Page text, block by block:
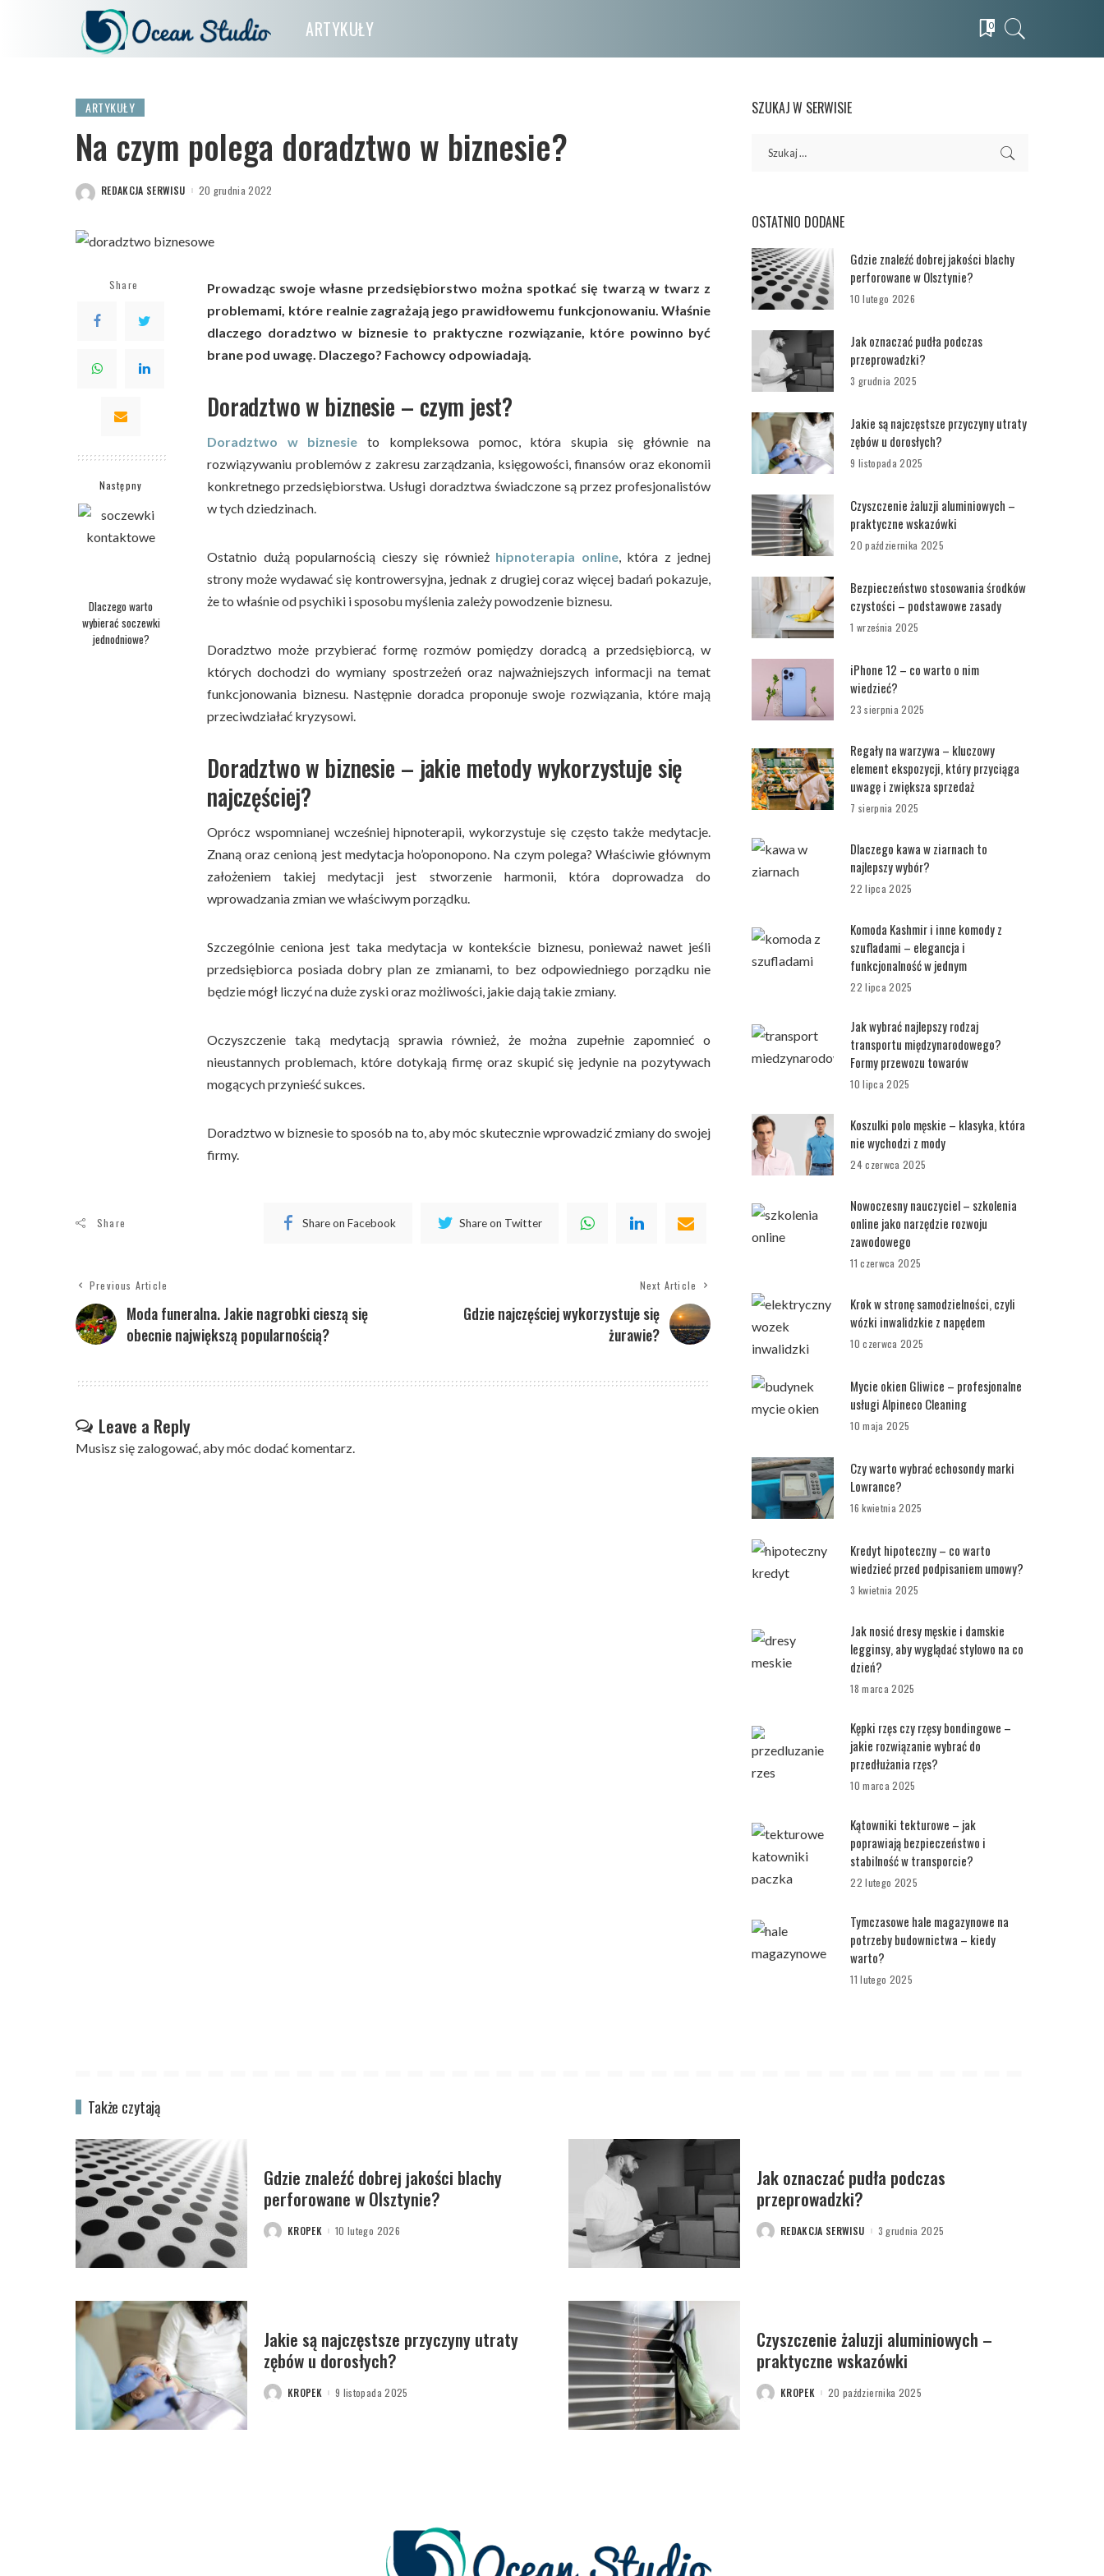
ARTYKUŁY 0
ARTYKUŁY
Na czym polega doradztwo w biznesie?
POSTED
REDAKCJA SERWISU 20 grudnia 2022
Share
Następny
Dlaczego warto
wybierać soczewki
jednodniowe?
Prowadząc swoje własne przedsiębiorstwo można spotkać się twarzą w twarz z
problemami, które realnie zagrażają jego prawidłowemu funkcjonowaniu. Właśnie
dlaczego doradztwo w biznesie to praktyczne rozwiązanie, które powinno być
brane pod uwagę. Dlaczego? Fachowcy odpowiadają.
Doradztwo w biznesie – czym jest?
Doradztwo w biznesie to kompleksowa pomoc, która skupia się głównie na
rozwiązywaniu problemów z zakresu zarządzania, księgowości, finansów oraz ekonomii
konkretnego przedsiębiorstwa. Usługi doradztwa świadczone są przez profesjonalistów
w tych dziedzinach.
Ostatnio dużą popularnością cieszy się również hipnoterapia online, która z jednej
strony może wydawać się kontrowersyjna, jednak z drugiej coraz więcej badań pokazuje,
że to właśnie od psychiki i sposobu myślenia zależy powodzenie biznesu.
Doradztwo może przybierać formę rozmów pomiędzy doradcą a przedsiębiorcą, w
których dochodzi do wymiany spostrzeżeń oraz najważniejszych informacji na temat
funkcjonowania biznesu. Następnie doradca proponuje swoje rozwiązania, które mają
przeciwdziałać kryzysowi.
Doradztwo w biznesie – jakie metody wykorzystuje się
najczęściej?
Oprócz wspomnianej wcześniej hipnoterapii, wykorzystuje się często także medytacje.
Znaną oraz cenioną jest medytacja ho’oponopono. Na czym polega? Właściwie głównym
założeniem takiej medytacji jest stworzenie harmonii, która doprowadza do
wprowadzania zmian we właściwym porządku.
Szczególnie ceniona jest taka medytacja w kontekście biznesu, ponieważ nawet jeśli
przedsiębiorca posiada dobry plan ze zmianami, to bez odpowiedniego porządku nie
będzie mógł liczyć na duże zyski oraz możliwości, jakie dają takie zmiany.
Oczyszczenie taką medytacją sprawia również, że można zupełnie zapomnieć o
nieustannych problemach, które dotykają firmę oraz skupić się jedynie na pozytywach
mogących przynieść sukces.
Doradztwo w biznesie to sposób na to, aby móc skutecznie wprowadzić zmiany do swojej
firmy.
Share Share on Facebook Share on Twitter
Previous Article
Moda funeralna. Jakie nagrobki cieszą się
obecnie największą popularnością?
Next Article
Gdzie najczęściej wykorzystuje się
żurawie?
Leave a Reply
Musisz się zalogować, aby móc dodać komentarz.
SZUKAJ W SERWISIE
OSTATNIO DODANE
Gdzie znaleźć dobrej jakości blachy
perforowane w Olsztynie?
10 lutego 2026
Jak oznaczać pudła podczas
przeprowadzki?
3 grudnia 2025
Jakie są najczęstsze przyczyny utraty
zębów u dorosłych?
9 listopada 2025
Czyszczenie żaluzji aluminiowych –
praktyczne wskazówki
20 października 2025
Bezpieczeństwo stosowania środków
czystości – podstawowe zasady
1 września 2025
iPhone 12 – co warto o nim
wiedzieć?
23 sierpnia 2025
Regały na warzywa – kluczowy
element ekspozycji, który przyciąga
uwagę i zwiększa sprzedaż
7 sierpnia 2025
Dlaczego kawa w ziarnach to
najlepszy wybór?
22 lipca 2025
Komoda Kashmir i inne komody z
szufladami – elegancja i
funkcjonalność w jednym
22 lipca 2025
Jak wybrać najlepszy rodzaj
transportu międzynarodowego?
Formy przewozu towarów
10 lipca 2025
Koszulki polo męskie – klasyka, która
nie wychodzi z mody
24 czerwca 2025
Nowoczesny nauczyciel – szkolenia
online jako narzędzie rozwoju
zawodowego
11 czerwca 2025
Krok w stronę samodzielności, czyli
wózki inwalidzkie z napędem
10 czerwca 2025
Mycie okien Gliwice – profesjonalne
usługi Alpineco Cleaning
10 maja 2025
Czy warto wybrać echosondy marki
Lowrance?
16 kwietnia 2025
Kredyt hipoteczny – co warto
wiedzieć przed podpisaniem umowy?
3 kwietnia 2025
Jak nosić dresy męskie i damskie
legginsy, aby wyglądać stylowo na co
dzień?
18 marca 2025
Kępki rzęs czy rzęsy bondingowe –
jakie rozwiązanie wybrać do
przedłużania rzęs?
10 marca 2025
Kątowniki tekturowe – jak
poprawiają bezpieczeństwo i
stabilność w transporcie?
22 lutego 2025
Tymczasowe hale magazynowe na
potrzeby budownictwa – kiedy
warto?
11 lutego 2025
Także czytają
Gdzie znaleźć dobrej jakości blachy
perforowane w Olsztynie?
POSTEDKROPEK 10 lutego 2026
Jak oznaczać pudła podczas
przeprowadzki?
POSTEDREDAKCJA SERWISU 3 grudnia 2025
Jakie są najczęstsze przyczyny utraty
zębów u dorosłych?
POSTEDKROPEK 9 listopada 2025
Czyszczenie żaluzji aluminiowych –
praktyczne wskazówki
POSTEDKROPEK 20 października 2025